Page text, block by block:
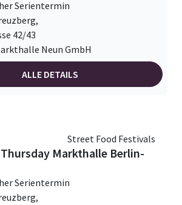
Serientermin
42/43
Neun GmbH
ALLE DETAILS
Street Food Festivals
Markthalle Berlin-
Serientermin